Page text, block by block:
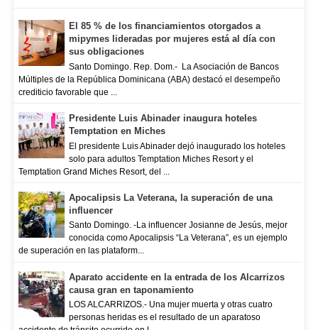
El 85 % de los financiamientos otorgados a
mipymes lideradas por mujeres está al día con
sus obligaciones
Santo Domingo. Rep. Dom.- La Asociación de Bancos
Múltiples de la República Dominicana (ABA) destacó el desempeño
crediticio favorable que ...
Presidente Luis Abinader inaugura hoteles
Temptation en Miches
El presidente Luis Abinader dejó inaugurado los hoteles
solo para adultos Temptation Miches Resort y el
Temptation Grand Miches Resort, del ...
Apocalipsis La Veterana, la superación de una
influencer
Santo Domingo. -La influencer Josianne de Jesús, mejor
conocida como Apocalipsis “La Veterana”, es un ejemplo
de superación en las plataform...
Aparato accidente en la entrada de los Alcarrizos
causa gran en taponamiento
LOS ALCARRIZOS.- Una mujer muerta y otras cuatro
personas heridas es el resultado de un aparatoso